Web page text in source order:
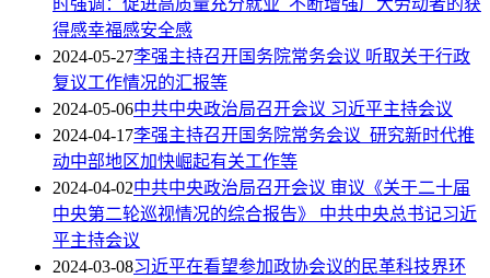
时强调：促进高质量充分就业 不断增强广大劳动者的获
得感幸福感安全感
2024-05-27李强主持召开国务院常务会议 听取关于行政
复议工作情况的汇报等
2024-05-06中共中央政治局召开会议 习近平主持会议
2024-04-17李强主持召开国务院常务会议 研究新时代推
动中部地区加快崛起有关工作等
2024-04-02中共中央政治局召开会议 审议《关于二十届
中央第二轮巡视情况的综合报告》 中共中央总书记习近
平主持会议
2024-03-08习近平在看望参加政协会议的民革科技界环